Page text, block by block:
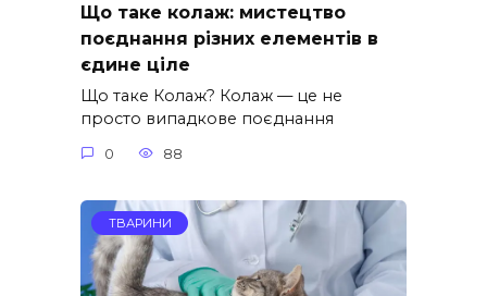
Що таке колаж: мистецтво
поєднання різних елементів в
єдине ціле
Що таке Колаж? Колаж — це не
просто випадкове поєднання
0 88
ТВАРИНИ